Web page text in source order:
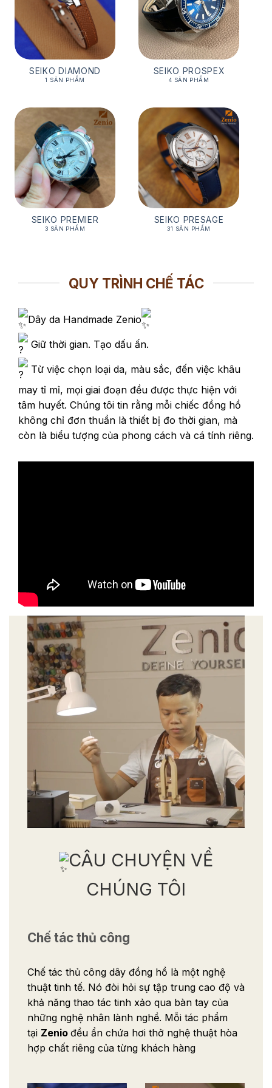
SEIKO DIAMOND
1 SẢN PHẨM
SEIKO PROSPEX
4 SẢN PHẨM
SEIKO PREMIER
3 SẢN PHẨM
SEIKO PRESAGE
31 SẢN PHẨM
QUY TRÌNH CHẾ TÁC
Dây da Handmade Zenio
Giữ thời gian. Tạo dấu ấn.
Từ việc chọn loại da, màu sắc, đến việc khâu
may tỉ mỉ, mọi giai đoạn đều được thực hiện với
tâm huyết. Chúng tôi tin rằng mỗi chiếc đồng hồ
không chỉ đơn thuần là thiết bị đo thời gian, mà
còn là biểu tượng của phong cách và cá tính riêng.
CÂU CHUYỆN VỀ
CHÚNG TÔI
Chế tác thủ công
Chế tác thủ công dây đồng hồ là một nghệ
thuật tinh tế. Nó đòi hỏi sự tập trung cao độ và
khả năng thao tác tinh xảo qua bàn tay của
những nghệ nhân lành nghề. Mỗi tác phẩm
tại Zenio đều ẩn chứa hơi thở nghệ thuật hòa
hợp chất riêng của từng khách hàng